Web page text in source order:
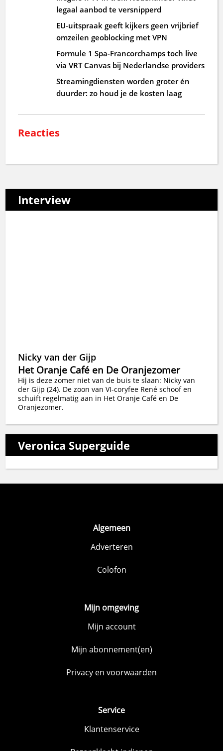
legaal aanbod te versnipperd
EU-uitspraak geeft kijkers geen vrijbrief
omzeilen geoblocking met VPN
Formule 1 Spa-Francorchamps toch live
via VRT Canvas bij Nederlandse providers
Streamingdiensten worden groter én
duurder: zo houd je de kosten laag
Reacties
Interview
Nicky van der Gijp
Het Oranje Café en De Oranjezomer
Hij is deze zomer niet van de buis te slaan: Nicky van
der Gijp (24). De zoon van VI-coryfee René schoof en
schuift regelmatig aan in Het Oranje Café en De
Oranjezomer.
Veronica Superguide
Algemeen
Adverteren
Colofon
Mijn omgeving
Mijn account
Mijn abonnement(en)
Privacy en voorwaarden
Service
Klantenservice